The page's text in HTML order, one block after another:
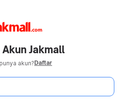
Jakmall
akun?Daftar